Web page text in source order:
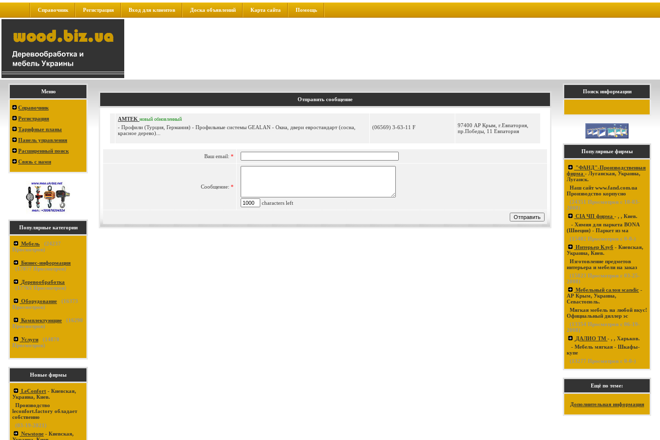
Справочник Регистрация Вход для клиентов Доска объявлений Карта сайта Помощь
Меню
Справочник
Регистрация
Тарифные планы
Панель управления
Расширенный поиск
Связь с нами
Популярные категории
Мебель (24237
Просмотров)
Бизнес-информация
(17877 Просмотров)
Деревообработка
(17765 Просмотров)
Оборудование (16373
Просмотров)
Комплектующие (16290
Просмотров)
Услуги (14870
Просмотров)
Новые фирмы
LeConfort - Киевская,
Украина, Киев.
Производство
leconfort.factory обладает
собственно
(03-19-2021)
Newstone - Киевская,
Отправить сообщение
AMTEK новый обновленный
- Профили (Турция, Германия) - Профильные системы GEALAN - Окна, двери евростандарт (сосна,
красное дерево)...
(06569) 3-63-11 F
97400 АР Крым, г.Евпатория,
пр.Победы, 11 Евпатория
Ваш email: *
Сообщение: *
characters left
Поиск информации
Популярные фирмы
"ФАНД"-Производственная
фирма - Луганская, Украина,
Луганск.
Наш сайт www.fand.com.ua
Производство корпусно
(24351 Просмотров с 10-03-
2008)
CIA ЧП фирма - , , Киев.
- Химия для паркета BONA
(Швеция) - Паркет из ма
(15402 Просмотров с 0-0-)
Интерьер Клуб - Киевская,
Украина, Киев.
Изготовление предметов
интерьера и мебели на заказ
(15023 Просмотров с 03-25-
2008)
Мебельный салон scandic -
АР Крым, Украина,
Севастополь.
Мягкая мебель на любой вкус!
Официальный диллер эс
(13354 Просмотров с 06-19-
2008)
ДАЛИО ТМ - , , Харьков.
- Мебель мягкая - Шкафы-
купе
(13277 Просмотров с 0-0-)
Ещё по теме:
Дополнительная информация